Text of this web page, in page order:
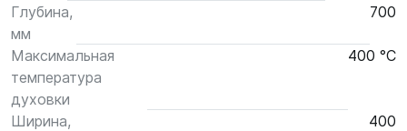
Глубина,
мм
700
Максимальная
температура
духовки
400 °С
Ширина,
400